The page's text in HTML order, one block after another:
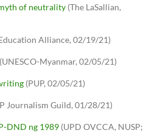
of neutrality (The LaSallian,
Alliance, 02/19/21)
(UNESCO-Myanmar, 02/05/21)
(PUP, 02/05/21)
Journalism Guild, 01/28/21)
DND ng 1989 (UPD OVCCA, NUSP;